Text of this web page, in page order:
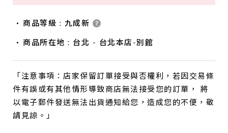
商品等級 : 九成新
商品所在地 : 台北 - 台北本店-別館
「注意事項：店家保留訂單接受與否權利，若因交易條
件有誤或有其他情形導致商店無法接受您的訂單， 將
以電子郵件發送無法出貨通知給您，造成您的不便，敬
請見諒。」